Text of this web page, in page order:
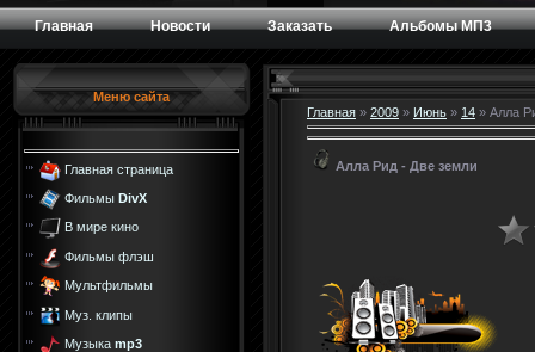
Главная Новости Заказать Альбомы МП3
Меню сайта
Главная страница
Фильмы DivX
В мире кино
Фильмы флэш
Мультфильмы
Муз. клипы
Музыка mp3
Главная » 2009 » Июнь » 14 » Алла
Алла Рид - Две земли